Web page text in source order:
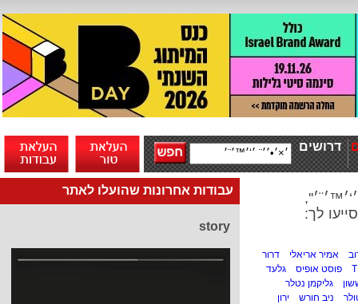
דרושים
עבודות אחרונות שהועלו לאתר
story
לך:
אמיר אריאלי
דרור
פוסט אופיס
גלעד
גליקמן נטלר
ניב חורש
ירון